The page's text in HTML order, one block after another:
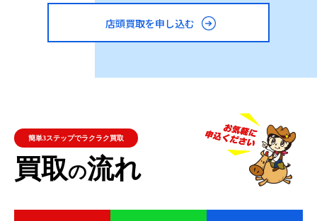
きます。その実用性と優れた音質は、JBLが全世界で愛
され続ける理由の一つです。
で、そのスピーカーは特別な素材と洗練されたデザイン
により、暖かみのある自然な音を出すことで知られてい
ます。ウーハー部分には「ウッドファイバーコーン」、
つまり木の繊維を使用した振動板を採用し、そのデザイ
店頭買取を申し込む
簡単3ステップでラクラク買取
買取の流れ